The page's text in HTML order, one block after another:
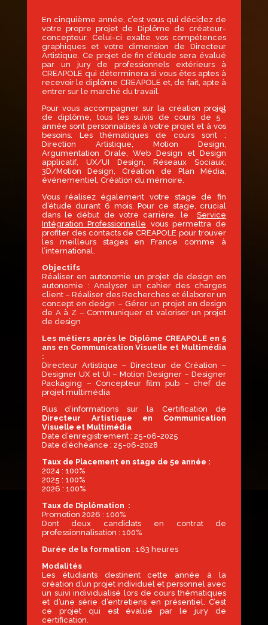
En cinquième année, c’est vous qui décidez de
votre propre projet de Diplôme de créateur-
concepteur. Celui-ci exalte vos compétences
graphiques et votre dimension de Directeur
Artistique. Ce projet de fin d’étude sera évalué
par un jury de professionnels extérieurs à
CREAPOLE qui déterminera si vous êtes aptes à
recevoir le diplôme CREAPOLE et, de fait, apte à
entrer sur le marché du travail.
Pour vous accompagner sur la création projet
de diplôme, tous les suivis de cours de 5
e
année sont personnalisés à votre projet et à vos
besoins. Les thématiques de cours sont :
Direction Artistique, Motion Design,
Argumentation Orale, Web Design et Design
applicatif, UX/UI Design, Réseaux Sociaux,
3D/Motion Design, Création de Plan Média,
événementiel, Création du mémoire.
Vous réalisez également votre stage de fin
d’étude durant 6 mois. Pour ce stage, crucial
dans le début de votre carrière, leService
Intégration Professionnelle vous permettra de
profiter des contacts de CREAPOLE pour trouver
les meilleurs stages en France comme à
l’international.
Objectifs
Réaliser en autonomie un projet de design en
autonomie : Analyser un cahier des charges
client – Réaliser des Recherches et élaborer un
concept en design – Gérer un projet en design
de A à Z – Communiquer et valoriser un projet
de design
Les métiers après le Diplôme CREAPOLE en 5
ans en Communication Visuelle et Multimédia
:
Directeur Artistique – Directeur de Création –
Designer UX et UI – Motion Designer – Designer
Packaging – Concepteur film pub – chef de
projet multimédia
Plus d’informations sur la Certification de
Directeur Artistique en Communication
Visuelle et Multimédia
Date d’enregistrement : 25-06-2025
Date d’échéance : 25-06-2028
Taux de Placement en stage de 5e année :
2024 : 100%
2025 : 100%
2026 : 100%
Taux de Diplômation :
Promotion 2026 : 100%
Dont deux candidats en contrat de
professionnalisation : 100%
Durée de la formation : 163 heures
Modalités
Les étudiants destinent cette année à la
création d’un projet individuel et personnel avec
un suivi individualisé lors de cours thématiques
et d’une série d’entretiens en présentiel. C’est
ce projet qui est évalué par le jury de
certification.